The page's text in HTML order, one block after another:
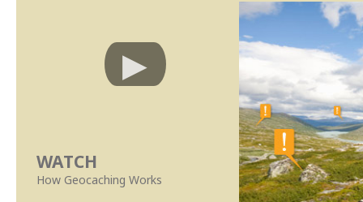
WATCH
How Geocaching Works